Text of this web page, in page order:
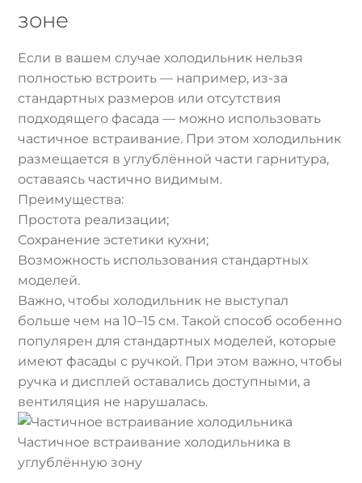
зоне
Если в вашем случае холодильник нельзя
полностью встроить — например, из-за
стандартных размеров или отсутствия
подходящего фасада — можно использовать
частичное встраивание. При этом холодильник
размещается в углублённой части гарнитура,
оставаясь частично видимым.
Преимущества:
Простота реализации;
Сохранение эстетики кухни;
Возможность использования стандартных
моделей.
Важно, чтобы холодильник не выступал
больше чем на 10–15 см. Такой способ особенно
популярен для стандартных моделей, которые
имеют фасады с ручкой. При этом важно, чтобы
ручка и дисплей оставались доступными, а
вентиляция не нарушалась.
Частичное встраивание холодильника в
углублённую зону